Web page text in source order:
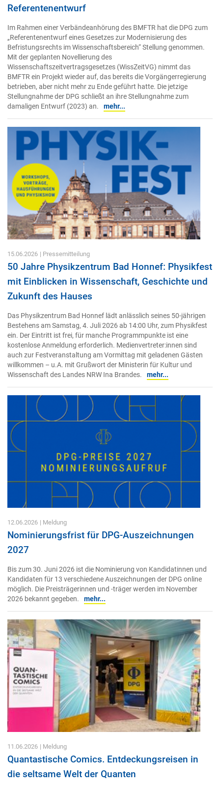
Referentenentwurf
Im Rahmen einer Verbändeanhörung des BMFTR hat die DPG zum
„Referentenentwurf eines Gesetzes zur Modernisierung des
Befristungsrechts im Wissenschaftsbereich“ Stellung genommen.
Mit der geplanten Novellierung des
Wissenschaftszeitvertragsgesetzes (WissZeitVG) nimmt das
BMFTR ein Projekt wieder auf, das bereits die Vorgängerregierung
betrieben, aber nicht mehr zu Ende geführt hatte. Die jetzige
Stellungnahme der DPG schließt an ihre Stellungnahme zum
damaligen Entwurf (2023) an.
mehr...
15.06.2026 | Pressemitteilung
50 Jahre Physikzentrum Bad Honnef: Physikfest
mit Einblicken in Wissenschaft, Geschichte und
Zukunft des Hauses
Das Physikzentrum Bad Honnef lädt anlässlich seines 50-jährigen
Bestehens am Samstag, 4. Juli 2026 ab 14:00 Uhr, zum Physikfest
ein. Der Eintritt ist frei, für manche Programmpunkte ist eine
kostenlose Anmeldung erforderlich. Medienvertreter:innen sind
auch zur Festveranstaltung am Vormittag mit geladenen Gästen
willkommen – u.A. mit Grußwort der Ministerin für Kultur und
Wissenschaft des Landes NRW Ina Brandes.
mehr...
12.06.2026 | Meldung
Nominierungsfrist für DPG-Auszeichnungen
2027
Bis zum 30. Juni 2026 ist die Nominierung von Kandidatinnen und
Kandidaten für 13 verschiedene Auszeichnungen der DPG online
möglich. Die Preisträgerinnen und -träger werden im November
2026 bekannt gegeben.
mehr...
11.06.2026 | Meldung
Quantastische Comics. Entdeckungsreisen in
die seltsame Welt der Quanten